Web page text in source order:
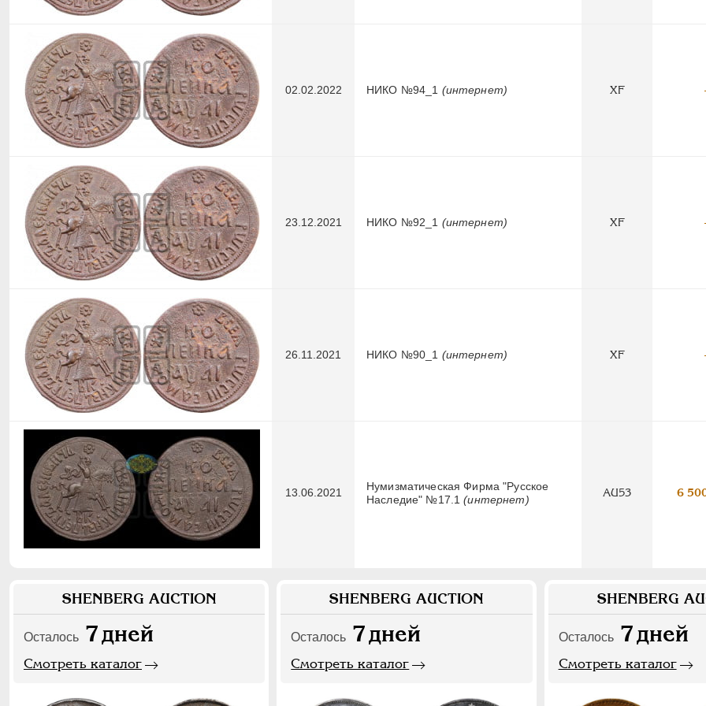
02.02.2022 НИКО №94_1 (интернет) XF
23.12.2021 НИКО №92_1 (интернет) XF
26.11.2021 НИКО №90_1 (интернет) XF
13.06.2021
Нумизматическая Фирма "Русское
Наследие" №17.1(интернет)
AU53 6
SHENBERG AUCTION
Осталось 7дней
Смотреть каталог
SHENBERG AUCTION
Осталось 7дней
Смотреть каталог
SHENBERG
Осталось 7дней
Смотреть каталог